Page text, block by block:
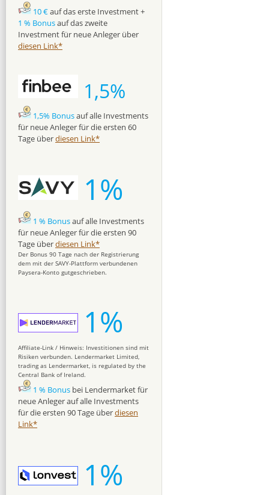
10 €auf das erste Investment +
1 % Bonusauf das zweite
Investment für neue Anleger über
diesen Link*
1,5%
1,5% Bonusauf alle Investments
für neue Anleger für die ersten 60
Tage überdiesen Link*
1%
1 % Bonusauf alle Investments
für neue Anleger für die ersten 90
Tage überdiesen Link*
Der Bonus 90 Tage nach der Registrierung
dem mit der SAVY-Plattform verbundenen
Paysera-Konto gutgeschrieben.
1%
Affiliate-Link / Hinweis: Investitionen sind mit
Risiken verbunden. Lendermarket Limited,
trading as Lendermarket, is regulated by the
Central Bank of Ireland.
1 % Bonus bei Lendermarket für
neue Anleger auf alle Investments
für die ersten 90 Tage überdiesen
Link*
1%